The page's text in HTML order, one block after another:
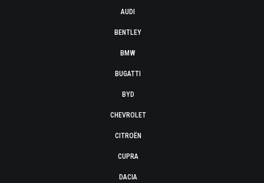
AUDI
BENTLEY
BMW
BUGATTI
BYD
CHEVROLET
CITROËN
CUPRA
DACIA